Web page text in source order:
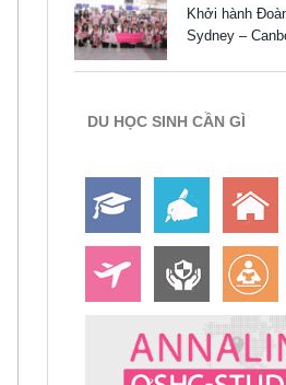
Khởi hành
Sydney –
DU HỌC SINH CẦN GÌ